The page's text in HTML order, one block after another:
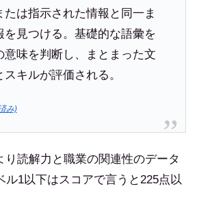
たは指示された情報と同一ま
を見つける。基礎的な語彙を
意味を判断し、まとまった文
キルが評価される。
み)
り読解力と職業の関連性のデータ
ル1以下はスコアで言うと225点以